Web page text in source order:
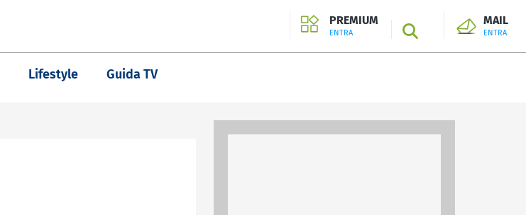
PREMIUM
ENTRA SEARCH
MAIL
ENTRA
Lifestyle Guida TV